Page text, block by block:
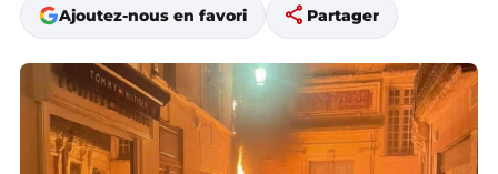
Ajoutez-nous en favori share Partager